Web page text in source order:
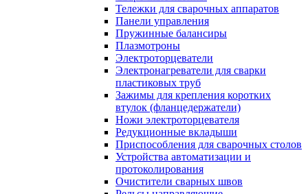
Тележки для сварочных аппаратов
Панели управления
Пружинные балансиры
Плазмотроны
Электроторцеватели
Электронагреватели для сварки
пластиковых труб
Зажимы для крепления коротких
втулок (фланцедержатели)
Ножи электроторцевателя
Редукционные вкладыши
Приспособления для сварочных столов
Устройства автоматизации и
протоколирования
Очистители сварных швов